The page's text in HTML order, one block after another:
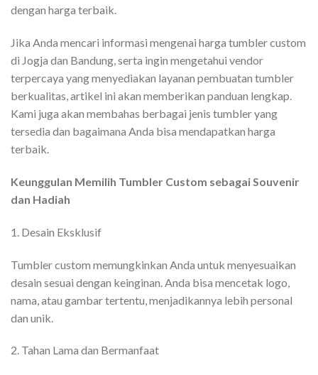
dengan harga terbaik.
Jika Anda mencari informasi mengenai harga tumbler custom
di Jogja dan Bandung, serta ingin mengetahui vendor
terpercaya yang menyediakan layanan pembuatan tumbler
berkualitas, artikel ini akan memberikan panduan lengkap.
Kami juga akan membahas berbagai jenis tumbler yang
tersedia dan bagaimana Anda bisa mendapatkan harga
terbaik.
Keunggulan Memilih Tumbler Custom sebagai Souvenir
dan Hadiah
1. Desain Eksklusif
Tumbler custom memungkinkan Anda untuk menyesuaikan
desain sesuai dengan keinginan. Anda bisa mencetak logo,
nama, atau gambar tertentu, menjadikannya lebih personal
dan unik.
2. Tahan Lama dan Bermanfaat